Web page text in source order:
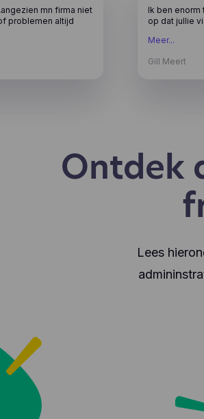
mn firma niet
problemen altijd
Ik ben
op dat jullie
met het
Kortom, ik
Meer...
Gill Meert
Ontdek
Lees